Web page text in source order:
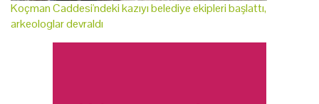
Koçman Caddesi'ndeki kazıyı belediye ekipleri başlattı,
arkeologlar devraldı